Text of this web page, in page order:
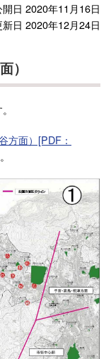
開日 2020年11月16日
新日 2020年12月24日
）
方面）[PDF：